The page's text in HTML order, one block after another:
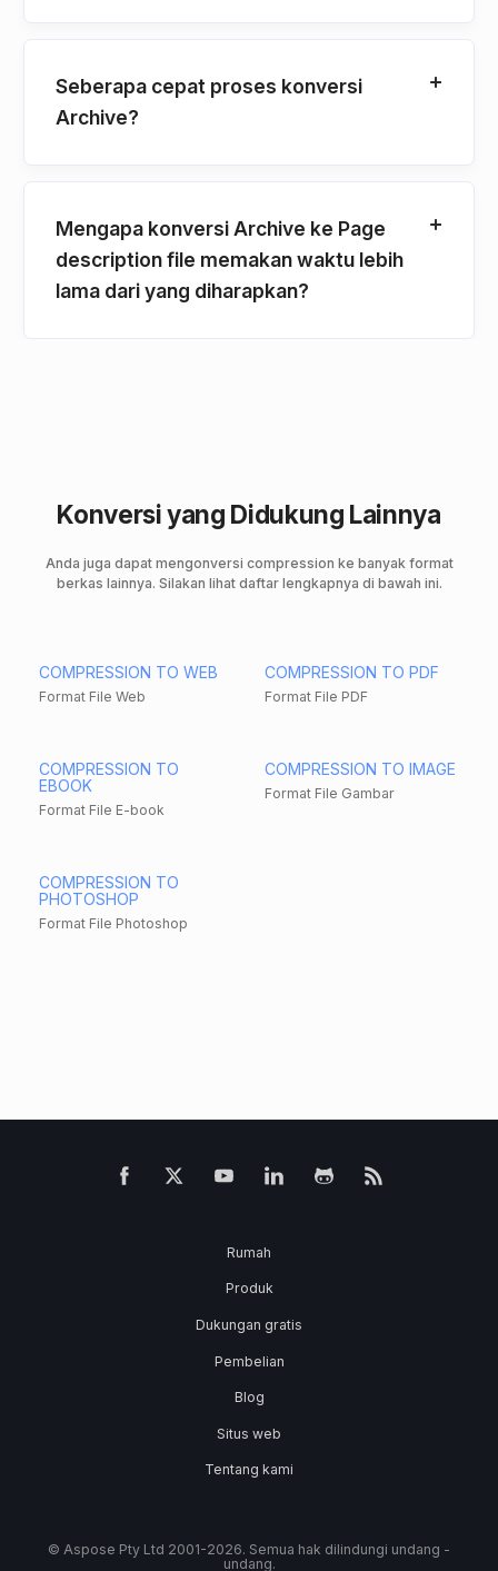
Seberapa cepat proses konversi
Archive?
Mengapa konversi Archive ke Page
description file memakan waktu lebih
lama dari yang diharapkan?
Konversi yang Didukung Lainnya
Anda juga dapat mengonversi compression ke banyak format
berkas lainnya. Silakan lihat daftar lengkapnya di bawah ini.
COMPRESSION TO WEB
Format File Web
COMPRESSION TO PDF
Format File PDF
COMPRESSION TO
EBOOK
Format File E-book
COMPRESSION TO IMAGE
Format File Gambar
COMPRESSION TO
PHOTOSHOP
Format File Photoshop
Rumah
Produk
Dukungan gratis
Pembelian
Blog
Situs web
Tentang kami
© Aspose Pty Ltd 2001-2026. Semua hak dilindungi undang -
undang.